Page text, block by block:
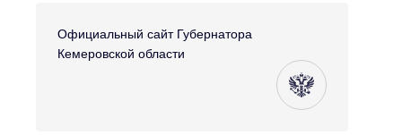
Официальный сайт Губернатора
Кемеровской области